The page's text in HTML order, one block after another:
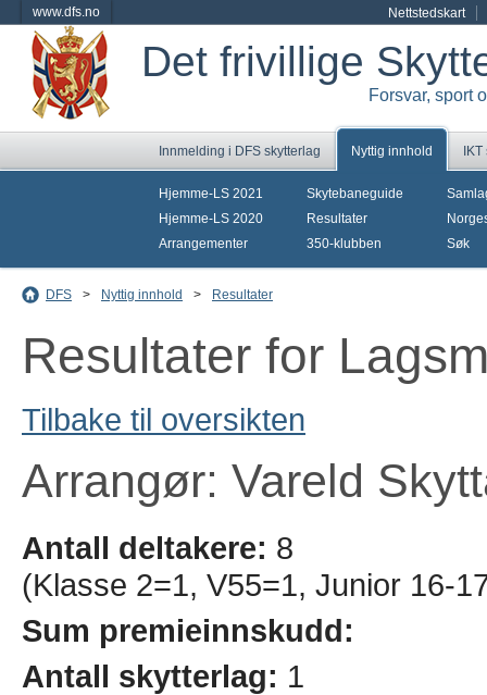
www.dfs.no Nettstedskart
Det frivillige
Forsvar, sport
Innmelding i DFS skytterlag Nyttig innhold
Hjemme-LS 2021
Hjemme-LS 2020
Arrangementer
Skytebaneguide
Resultater
350-klubben
Søk
DFS > Nyttig innhold > Resultater
Resultater for
Tilbake til oversikten
Arrangør: Vareld
Antall deltakere: 8
(Klasse 2=1, V55=1, Junior 16-
Sum premieinnskudd:
Antall skytterlag: 1